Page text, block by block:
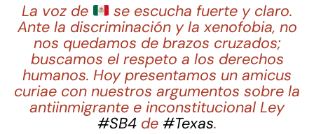
La voz de
se escucha fuerte y claro.
Ante la discriminación y la xenofobia, no
nos quedamos de brazos cruzados;
buscamos el respeto a los derechos
humanos. Hoy presentamos un amicus
curiae con nuestros argumentos sobre la
antiinmigrante e inconstitucional Ley
#SB4 de #Texas.